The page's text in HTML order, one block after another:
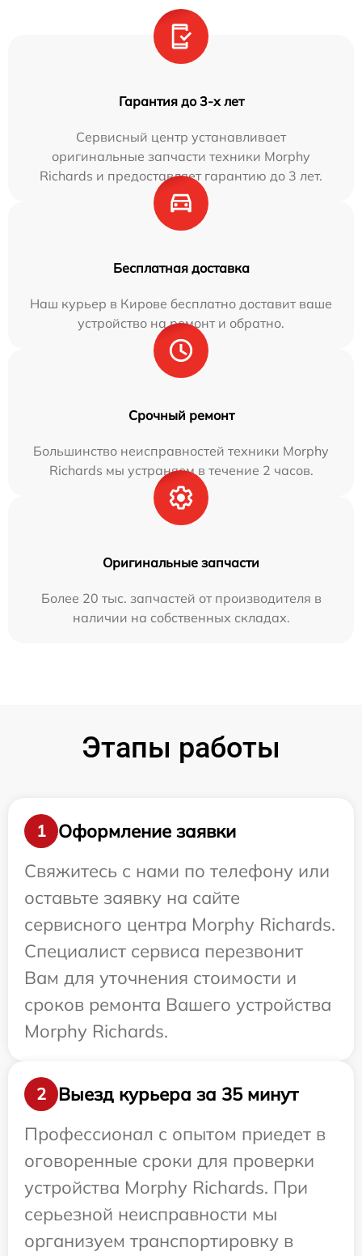
Гарантия до 3-х лет
Сервисный центр устанавливает
оригинальные запчасти техники Morphy
Richards и предоставляет гарантию до 3 лет.
Бесплатная доставка
Наш курьер в Кирове бесплатно доставит ваше
устройство на ремонт и обратно.
Срочный ремонт
Большинство неисправностей техники Morphy
Richards мы устраняем в течение 2 часов.
Оригинальные запчасти
Более 20 тыс. запчастей от производителя в
наличии на собственных складах.
Этапы работы
1
Оформление заявки
Свяжитесь с нами по телефону или
оставьте заявку на сайте
сервисного центра Morphy Richards.
Специалист сервиса перезвонит
Вам для уточнения стоимости и
сроков ремонта Вашего устройства
Morphy Richards.
2
Выезд курьера за 35 минут
Профессионал с опытом приедет в
оговоренные сроки для проверки
устройства Morphy Richards. При
серьезной неисправности мы
организуем транспортировку в